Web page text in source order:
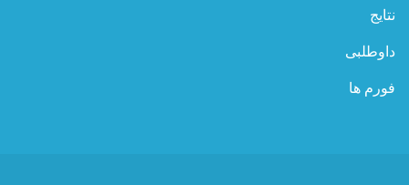
نتایج
داوطلبی
فورم ها